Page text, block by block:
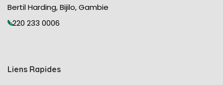
Bertil Harding, Bijilo, Gambie
+220 233 0006
Liens Rapides